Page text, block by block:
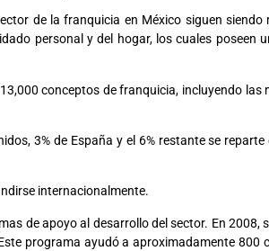
de la franquicia en México siguen siendo
personal y del hogar, los cuales poseen
conceptos de franquicia, incluyendo las
3% de España y el 6% restante se
internacionalmente.
de apoyo al desarrollo del sector. En 2008,
programa ayudó a aproximadamente 800